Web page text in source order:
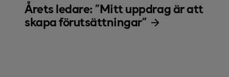
Årets ledare: "Mitt uppdrag är att
skapa förutsättningar"